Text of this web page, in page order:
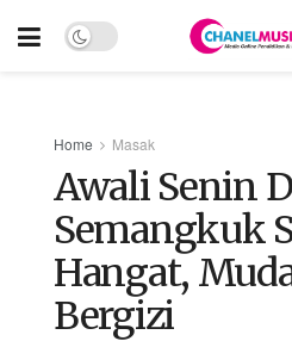
Home Masak
Awali Senin
Semangkuk
Hangat,
Bergizi